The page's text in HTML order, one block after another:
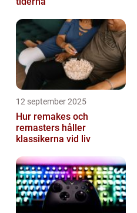
12 september 2025
Hur remakes och
remasters håller
klassikerna vid liv